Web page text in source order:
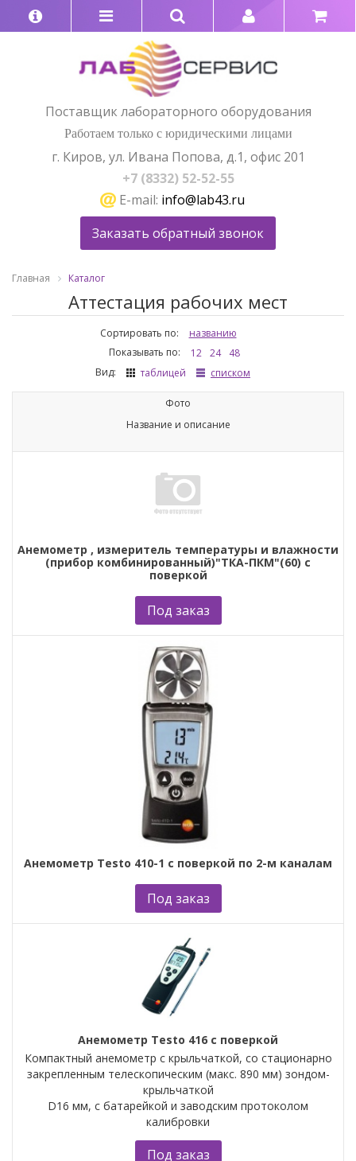
Поставщик лабораторного оборудования
Работаем только с юридическими лицами
г. Киров, ул. Ивана Попова, д.1, офис 201
+7 (8332) 52-52-55
E-mail: info@lab43.ru
Заказать обратный звонок
Главная Каталог
Аттестация рабочих мест
Сортировать по:
названию
Показывать по:
12 24
48
Вид:
таблицей списком
Фото
Название и описание
Анемометр , измеритель температуры и влажности
(прибор комбинированный)"ТКА-ПКМ"(60) с
поверкой
Под заказ
Анемометр Testo 410-1 с поверкой по 2-м каналам
Под заказ
Анемометр Testo 416 с поверкой
Компактный анемометр с крыльчаткой, со стационарно
закрепленным телескопическим (макс. 890 мм) зондом-
крыльчаткой
D16 мм, с батарейкой и заводским протоколом
калибровки
Под заказ